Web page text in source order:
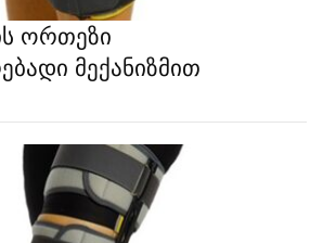
ორთეზი
მექანიზმით